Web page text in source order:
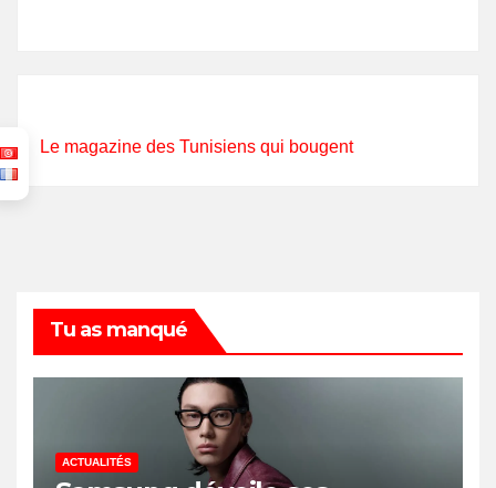
Le magazine des Tunisiens qui bougent
Tu as manqué
ACTUALITÉS